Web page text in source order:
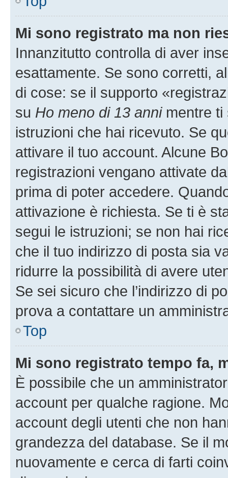
Mi sono registrato ma non
Innanzitutto controlla di aver
esattamente. Se sono corretti,
di cose: se il supporto
su Ho meno di 13 annimentre ti
istruzioni che hai ricevuto. Se
attivare il tuo account. Alcune
registrazioni vengano attivate
prima di poter accedere.
attivazione è richiesta. Se ti è
segui le istruzioni; se non hai
che il tuo indirizzo di posta sia
ridurre la possibilità di avere
Se sei sicuro che l’indirizzo di
prova a contattare un
Top
Mi sono registrato tempo fa,
È possibile che un
account per qualche ragione.
account degli utenti che non
grandezza del database. Se il
nuovamente e cerca di farti